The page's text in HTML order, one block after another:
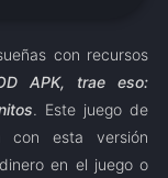
con recursos
APK, trae eso:
. Este juego de
con esta versión
en el juego o